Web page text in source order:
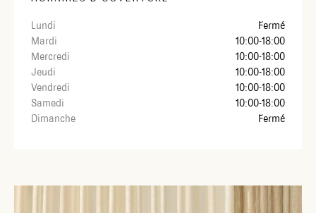
Lundi
Fermé
Mardi
10:00-18:00
Mercredi
10:00-18:00
Jeudi
10:00-18:00
Vendredi
10:00-18:00
Samedi
10:00-18:00
Dimanche
Fermé